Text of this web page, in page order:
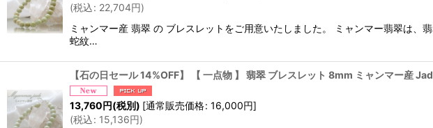
(税込: 22,704円)
ミャンマー産 翡翠 の ブレスレットをご用意いたしました。 ミャンマー翡翠は
蛇紋…
【石の日セール 14%OFF】 【 一点物 】 翡翠 ブレスレット 8mm ミャンマー産
13,760円(税別) [通常販売価格: 16,000円]
(税込: 15,136円)